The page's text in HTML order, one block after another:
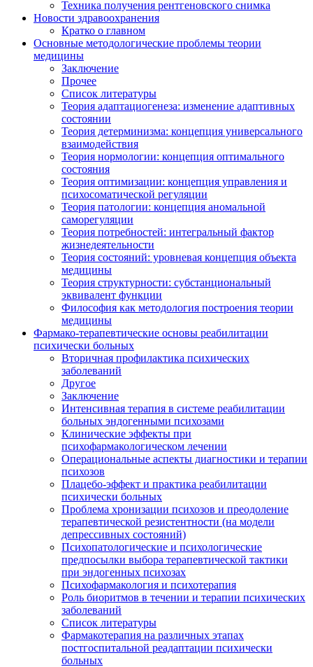
Техника получения рентгеновского снимка
Новости здравоохранения
Кратко о главном
Основные методологические проблемы теории
медицины
Заключение
Прочее
Список литературы
Теория адаптациогенеза: изменение адаптивных
состоянии
Теория детерминизма: концепция универсального
взаимодействия
Теория нормологии: концепция оптимального
состояния
Теория оптимизации: концепция управления и
психосоматической регуляции
Теория патологии: концепция аномальной
саморегуляции
Теория потребностей: интегральный фактор
жизнедеятельности
Теория состояний: уровневая концепция объекта
медицины
Теория структурности: субстанциональный
эквивалент функции
Философия как методология построения теории
медицины
Фармако-терапевтические основы реабилитации
психически больных
Вторичная профилактика психических
заболеваний
Другое
Заключение
Интенсивная терапия в системе реабилитации
больных эндогенными психозами
Клинические эффекты при
психофармакологическом лечении
Операциональные аспекты диагностики и терапии
психозов
Плацебо-эффект и практика реабилитации
психически больных
Проблема хронизации психозов и преодоление
терапевтической резистентности (на модели
депрессивных состояний)
Психопатологические и психологические
предпосылки выбора терапевтической тактики
при эндогенных психозах
Психофармакология и психотерапия
Роль биоритмов в течении и терапии психических
заболеваний
Список литературы
Фармакотерапия на различных этапах
постгоспитальной реадаптации психически
больных